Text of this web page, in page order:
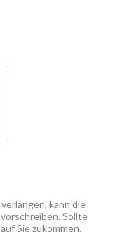
kann die
Sollte
Sie zukommen.